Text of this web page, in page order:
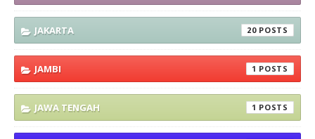
JAKARTA 20
JAMBI 1
JAWA TENGAH 1